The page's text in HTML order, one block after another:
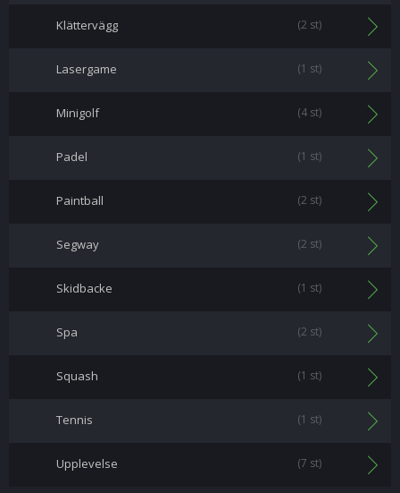
Klättervägg (2 st)
Lasergame (1 st)
Minigolf (4 st)
Padel (1 st)
Paintball (2 st)
Segway (2 st)
Skidbacke (1 st)
Spa (2 st)
Squash (1 st)
Tennis (1 st)
Upplevelse (7 st)